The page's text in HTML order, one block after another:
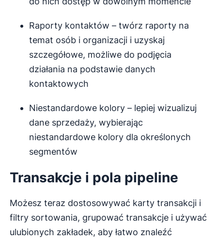
Raporty kontaktów – twórz raporty na
temat osób i organizacji i uzyskaj
szczegółowe, możliwe do podjęcia
działania na podstawie danych
kontaktowych
Niestandardowe kolory – lepiej wizualizuj
dane sprzedaży, wybierając
niestandardowe kolory dla określonych
segmentów
Transakcje i pola pipeline
Możesz teraz dostosowywać karty transakcji i
filtry sortowania, grupować transakcje i używać
ulubionych zakładek, aby łatwo znaleźć